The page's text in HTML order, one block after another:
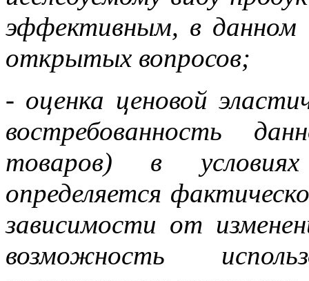
эффективным, в данном
открытых вопросов;
- оценка ценовой
востребованность
товаров) в
определяется
зависимости от
возможность